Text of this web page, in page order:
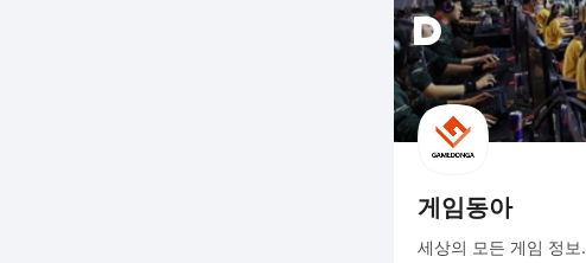
게임동아
세상의 모든 게임 정